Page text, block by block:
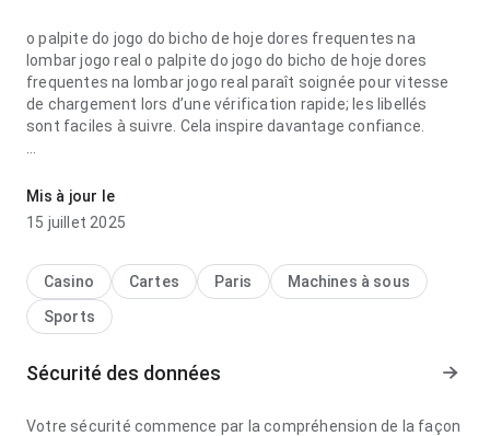
o palpite do jogo do bicho de hoje dores frequentes na
lombar jogo real o palpite do jogo do bicho de hoje dores
frequentes na lombar jogo real paraît soignée pour vitesse
de chargement lors d’une vérification rapide; les libellés
sont faciles à suivre. Cela inspire davantage confiance.
lombar jogo real paraît claire pour parcours de navigation en
changeant de détail; le contenu se parcourt facilement. Ce
soin du détail se remarque.
Mis à jour le
15 juillet 2025
Casino Cartes Paris
Machines à sous
Sports
Sécurité des données
Votre sécurité commence par la compréhension de la façon